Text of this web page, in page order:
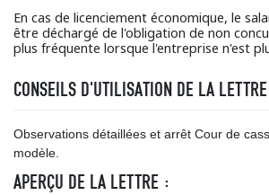
En cas de licenciement économique, le
être déchargé de l'obligation de non
plus fréquente lorsque l'entreprise n'est
CONSEILS D'UTILISATION DE LA
Observations détaillées et arrêt Cour de
modèle.
APERÇU DE LA LETTRE :